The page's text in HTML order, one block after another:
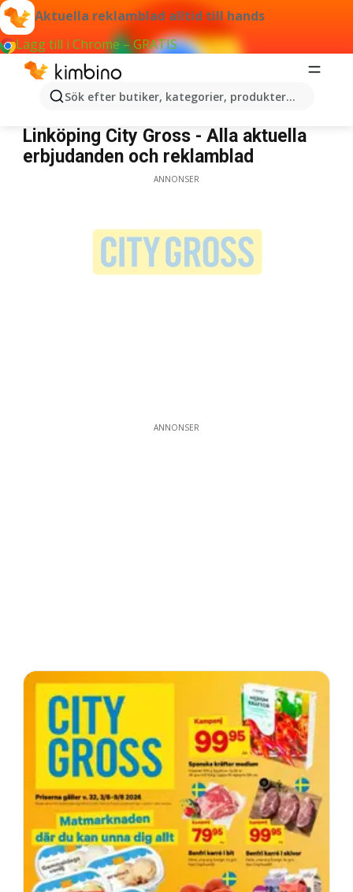
Aktuella reklamblad alltid till hands
Lägg till i Chrome – GRATIS
Sök efter butiker, kategorier, produkter...
City Gross Linköping
Linköping City Gross - Alla aktuella
erbjudanden och reklamblad
ANNONSER
ANNONSER